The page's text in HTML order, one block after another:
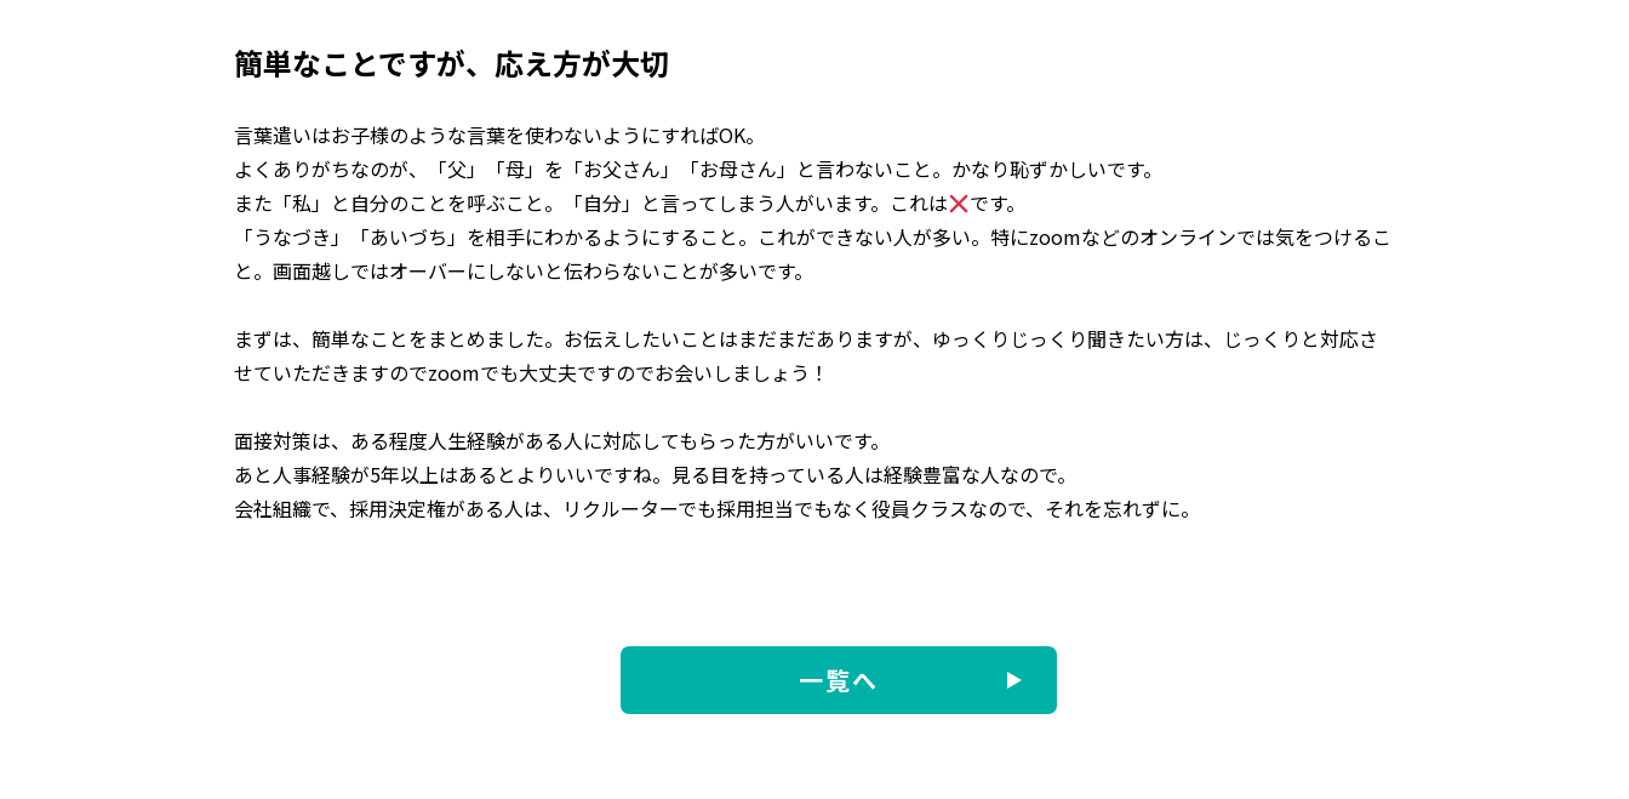
簡単なことですが、応え方が大切
言葉遣いはお子様のような言葉を使わないようにすればOK。
よくありがちなのが、「父」「母」を「お父さん」「お母さん」と言わないこと。かなり恥ずかしいです。
また「私」と自分のことを呼ぶこと。「自分」と言ってしまう人がいます。これは
です。
「うなづき」「あいづち」を相手にわかるようにすること。これができない人が多い。特にzoomなどのオンラインでは気をつけるこ
と。画面越しではオーバーにしないと伝わらないことが多いです。
まずは、簡単なことをまとめました。お伝えしたいことはまだまだありますが、ゆっくりじっくり聞きたい方は、じっくりと対応さ
せていただきますのでzoomでも大丈夫ですのでお会いしましょう！
面接対策は、ある程度人生経験がある人に対応してもらった方がいいです。
あと人事経験が5年以上はあるとよりいいですね。見る目を持っている人は経験豊富な人なので。
会社組織で、採用決定権がある人は、リクルーターでも採用担当でもなく役員クラスなので、それを忘れずに。
一覧へ